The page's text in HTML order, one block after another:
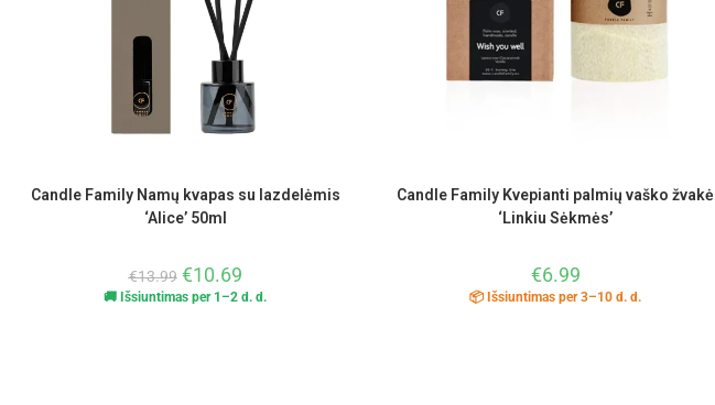
Candle Family Namų kvapas su lazdelėmis
‘Alice’ 50ml
€13.99 €10.69
🚚 Išsiuntimas per 1–2 d. d.
Candle Family Kvepianti palmių vaško žvakė
‘Linkiu Sėkmės’
€6.99
📦 Išsiuntimas per 3–10 d. d.